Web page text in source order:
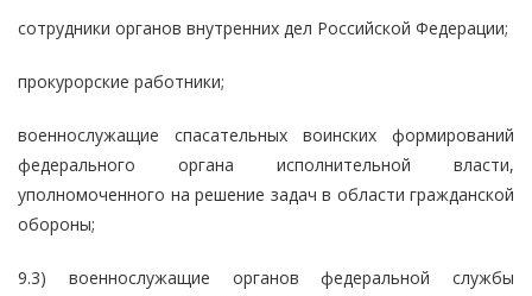
сотрудники органов внутренних дел Российской Федерации;
прокурорские работники;
военнослужащие спасательных воинских формирований
федерального органа исполнительной власти,
уполномоченного на решение задач в области гражданской
обороны;
9.3) военнослужащие органов федеральной службы